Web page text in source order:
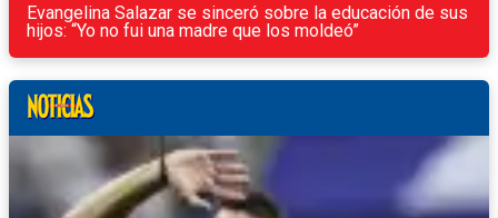
Evangelina Salazar se sinceró sobre la educación de sus
hijos: “Yo no fui una madre que los moldeó”